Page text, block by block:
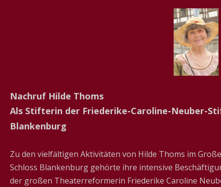
Nachruf Hilde Thoms
Als Stifterin der Friederike-Caroline-Neuber-
Blankenburg
Zu den vielfältigen Aktivitäten von Hilde Thoms im
Schloss Blankenburg gehörte ihre intensive
der großen Theaterreformerin Friederike Caroline